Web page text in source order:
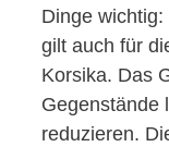
Dinge
gilt auch für
Korsika. Das
Gegenstände
reduzieren.